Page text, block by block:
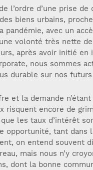
l’ordre d’une prise de
biens urbains,
avec un
volonté très nette
après avoir initié
nous sommes
durable sur nos
et la demande
encore de
les taux d’intérêt
opportunité, tant dans
on entend souvent
mais nous n’y
dont la bonne